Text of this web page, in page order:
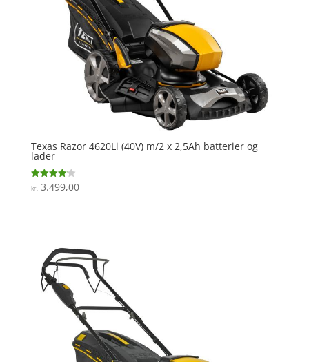
Texas Razor 4620Li (40V) m/2 x 2,5Ah batterier og
lader
Vurderet
4.1
kr.3.499,00